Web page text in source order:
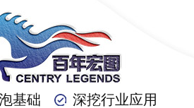
基础 深挖行业应用